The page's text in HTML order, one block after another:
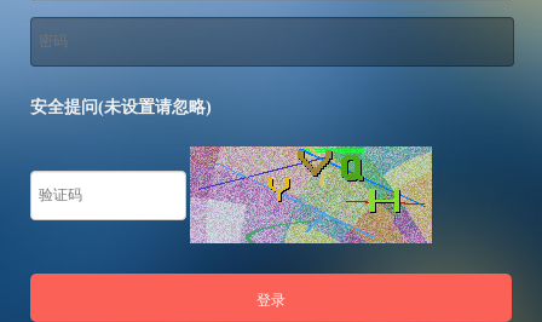
安全提问(未设置请忽略)
登录